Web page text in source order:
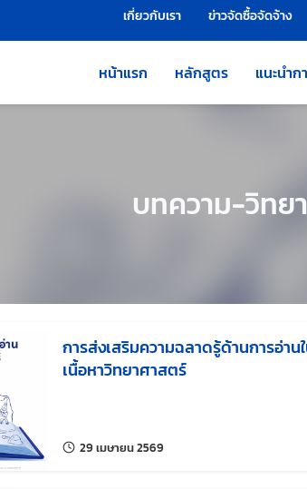
เกี่ยวกับเรา ข่าวจัดซื้อจัดจ้าง
หน้าแรก หลักสูตร แนะนำก
บทความ-วิทย
การส่งเสริมความฉลาดรู้ด้านการอ่าน
เนื้อหาวิทยาศาสตร์
29 เมษายน 2569